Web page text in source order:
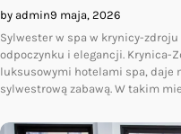
by admin9 maja, 2026
Sylwester w spa w krynicy-
odpoczynku i elegancji. Krynica-
luksusowymi hotelami spa, daje
sylwestrową zabawą. W takim